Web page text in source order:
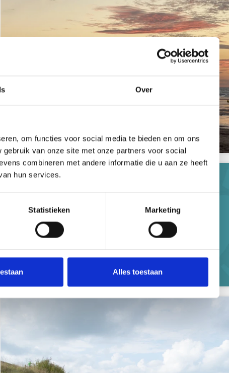
Over
om functies voor social media te bieden en om ons
van onze site met onze partners voor social
combineren met andere informatie die u aan ze heeft
hun services.
Statistieken Marketing
Alles toestaan
Bereikbaar Zeeland